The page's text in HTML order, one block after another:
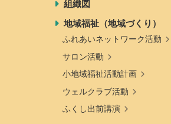
組織図
地域福祉（地域づくり）
ふれあいネットワーク活動
サロン活動
小地域福祉活動計画
ウェルクラブ活動
ふくし出前講演